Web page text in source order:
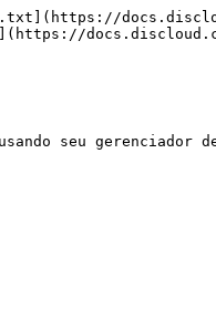
seu gerenciador